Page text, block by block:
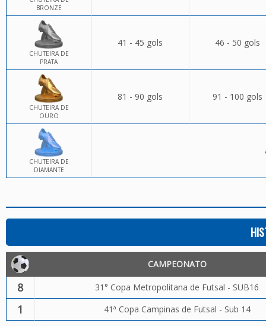
BRONZE
CHUTEIRA DE
PRATA
41 - 45 gols 46 - 50 gols
CHUTEIRA DE
OURO
81 - 90 gols 91 - 100 gols
CHUTEIRA DE
DIAMANTE
CAMPEONATO
8 31° Copa Metropolitana de Futsal - SUB16
1 41ª Copa Campinas de Futsal - Sub 14